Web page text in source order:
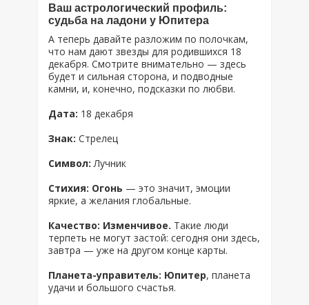
Ваш астрологический профиль:
судьба на ладони у Юпитера
А теперь давайте разложим по полочкам,
что нам дают звезды для родившихся 18
декабря. Смотрите внимательно — здесь
будет и сильная сторона, и подводные
камни, и, конечно, подсказки по любви.
Дата: 18 декабря
Знак: Стрелец
Символ: Лучник
Стихия: Огонь — это значит, эмоции
яркие, а желания глобальные.
Качество: Изменчивое. Такие люди
терпеть не могут застой: сегодня они здесь,
завтра — уже на другом конце карты.
Планета-управитель: Юпитер, планета
удачи и большого счастья.